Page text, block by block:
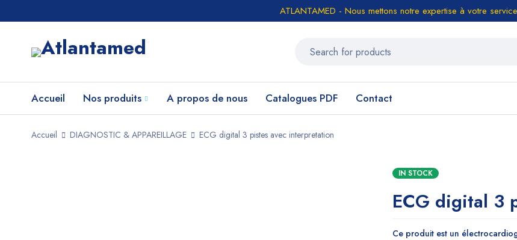
ATLANTAMED - Nous mettons notre expertise à votre service
Accueil Nos produits A propos de nous Catalogues PDF Contact
Accueil DIAGNOSTIC & APPAREILLAGE ECG digital 3 pistes avec interpretation
IN STOCK
ECG digital 3
Ce produit est un